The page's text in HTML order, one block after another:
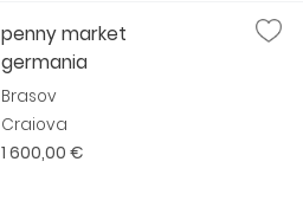
penny market
germania
Brasov
Craiova
1 600,00 €